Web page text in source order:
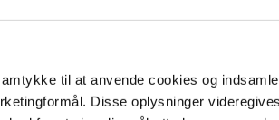
til at anvende cookies og
Disse oplysninger